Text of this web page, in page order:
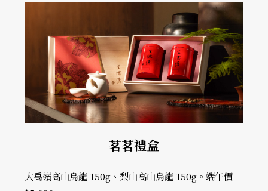
茗茗禮盒
大禹嶺高山烏龍 150g、梨山高山烏龍 150g。端午價